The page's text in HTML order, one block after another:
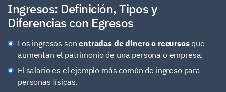
Ingresos: Definición, Tipos y
Diferencias con Egresos
Los ingresos sonentradas de dinero o recursosque
aumentan el patrimonio de una persona o empresa.
El salario es el ejemplo más común de ingreso para
personas físicas.